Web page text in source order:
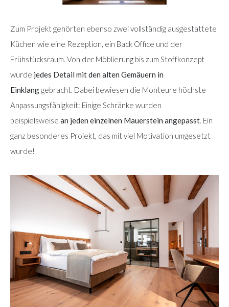
Zum Projekt gehörten ebenso zwei vollständig ausgestattete
Küchen wie eine Rezeption, ein Back Office und der
Frühstücksraum. Von der Möblierung bis zum Stoffkonzept
wurde jedes Detail mit den alten Gemäuern in
Einklanggebracht. Dabei bewiesen die Monteure höchste
Anpassungsfähigkeit: Einige Schränke wurden
beispielsweise an jeden einzelnen Mauerstein angepasst. Ein
ganz besonderes Projekt, das mit viel Motivation umgesetzt
wurde!